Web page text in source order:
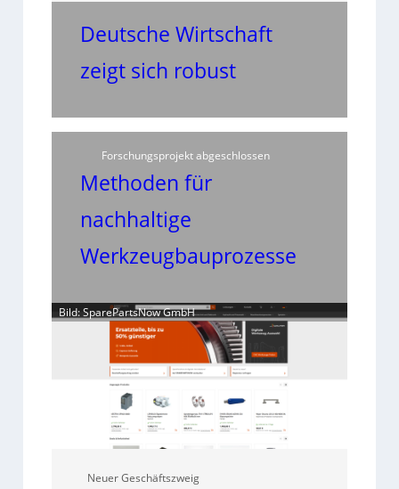
Deutsche Wirtschaft
zeigt sich robust
Forschungsprojekt abgeschlossen
Methoden für
nachhaltige
Werkzeugbauprozesse
Bild: SparePartsNow GmbH
Neuer Geschäftszweig